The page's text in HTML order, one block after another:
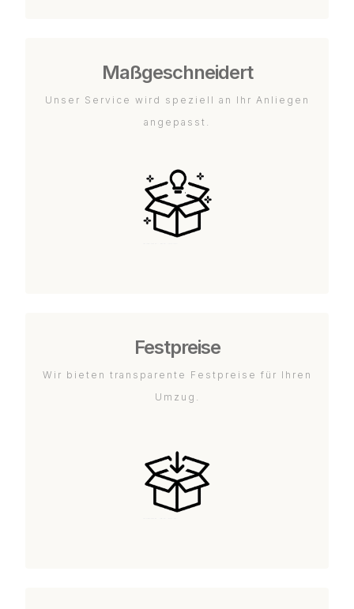
Maßgeschneidert
Unser Service wird speziell an Ihr Anliegen
angepasst.
Festpreise
Wir bieten transparente Festpreise für Ihren
Umzug.